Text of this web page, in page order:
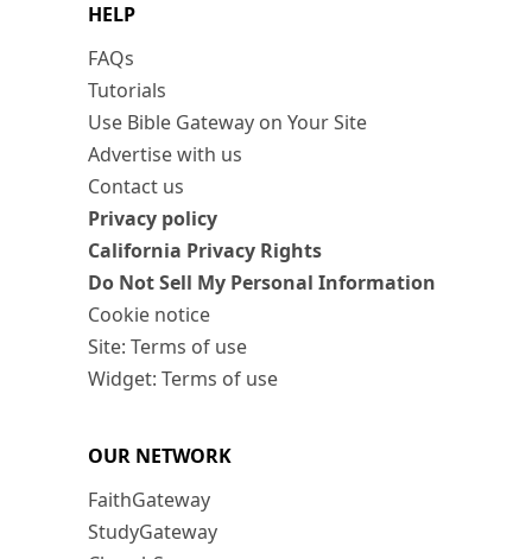
HELP
FAQs
Tutorials
Use Bible Gateway on Your Site
Advertise with us
Contact us
Privacy policy
California Privacy Rights
Do Not Sell My Personal Information
Cookie notice
Site: Terms of use
Widget: Terms of use
OUR NETWORK
FaithGateway
StudyGateway